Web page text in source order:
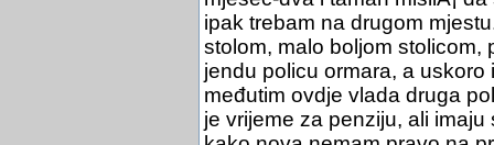
ipak trebam na drugom
stolom, malo boljom stolicom,
jendu policu ormara, a uskoro
međutim ovdje vlada druga
je vrijeme za penziju, ali